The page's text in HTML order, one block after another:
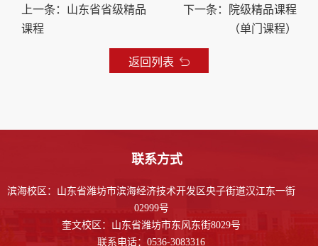
上一条：山东省省级精品
课程
下一条：院级精品课程
（单门课程）
返回列表
联系方式
滨海校区：山东省潍坊市滨海经济技术开发区央子街道汉江东一街
02999号
奎文校区：山东省潍坊市东风东街8029号
联系电话：0536-3083316